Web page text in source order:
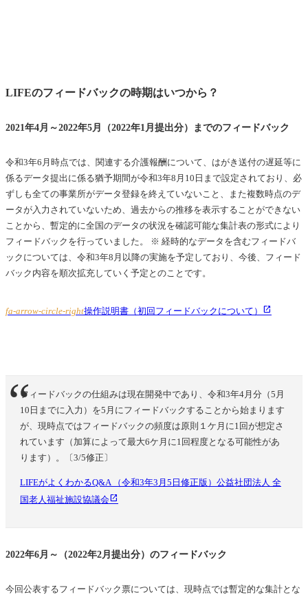
LIFEのフィードバックの時期はいつから？
2021年4月～2022年5月（2022年1月提出分）までのフィードバック
令和3年6月時点では、関連する介護報酬について、はがき送付の遅延等に
係るデータ提出に係る猶予期間が令和3年8月10日まで設定されており、必
ずしも全ての事業所がデータ登録を終えていないこと、また複数時点のデ
ータが入力されていないため、過去からの推移を表示することができない
ことから、暫定的に全国のデータの状況を確認可能な集計表の形式により
フィードバックを行っていました。 ※ 経時的なデータを含むフィードバ
ックについては、令和3年8月以降の実施を予定しており、今後、フィード
バック内容を順次拡充していく予定とのことです。
fa-arrow-circle-right操作説明書（初回フィードバックについて）
フィードバックの仕組みは現在開発中であり、令和3年4月分（5月
10日までに入力）を5月にフィードバックすることから始まります
が、現時点ではフィードバックの頻度は原則１ケ月に1回が想定さ
れています（加算によって最大6ケ月に1回程度となる可能性があ
ります）。〔3/5修正〕
LIFEがよくわかるQ&A （令和3年3月5日修正版）公益社団法人 全
国老人福祉施設協議会
2022年6月～（2022年2月提出分）のフィードバック
今回公表するフィードバック票については、現時点では暫定的な集計とな